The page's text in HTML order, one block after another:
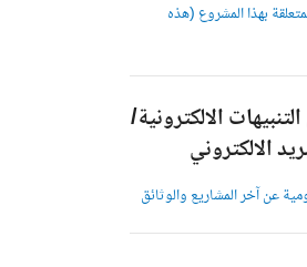
بهذا المشروع (هذه
الالكترونية/
الالكتروني
عن آخر المشاريع والوثائق